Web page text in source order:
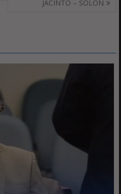
JACINTO – SOLON